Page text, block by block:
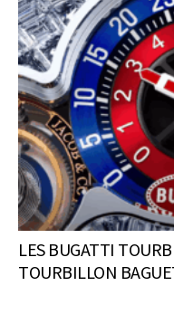
LES BUGATTI
TOURBILLON